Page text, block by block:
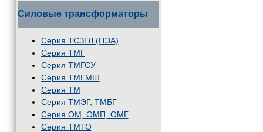
Силовые трансформаторы
Серия ТСЗГЛ (ПЭА)
Серия ТМГ
Серия ТМГСУ
Серия ТМГМШ
Серия ТМ
Серия ТМЭГ, ТМБГ
Серия ОМ, ОМП, ОМГ
Серия ТМТО